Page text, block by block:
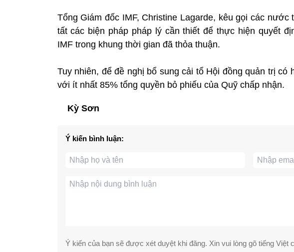
Tổng Giám đốc IMF, Christine Lagarde, kêu gọi các nước
tất các biện pháp pháp lý cần thiết để thực hiện quyết
IMF trong khung thời gian đã thỏa thuận.
Tuy nhiên, để đề nghị bổ sung cải tổ Hội đồng quản trị có
với ít nhất 85% tổng quyền bỏ phiếu của Quỹ chấp nhận.
Kỳ Sơn
Ý kiến bình luận:
Ý kiến của bạn sẽ được xét duyệt khi đăng. Xin vui lòng gõ tiếng Việt